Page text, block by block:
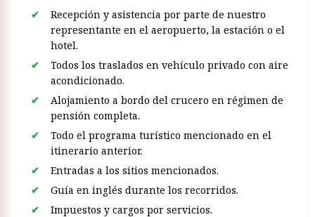
Recepción y asistencia por parte de nuestro
representante en el aeropuerto, la estación o el
hotel.
Todos los traslados en vehículo privado con aire
acondicionado.
Alojamiento a bordo del crucero en régimen de
pensión completa.
Todo el programa turístico mencionado en el
itinerario anterior.
Entradas a los sitios mencionados.
Guía en inglés durante los recorridos.
Impuestos y cargos por servicios.